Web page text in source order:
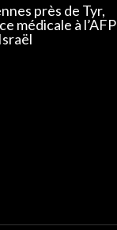
près de Tyr,
médicale à l’AFP